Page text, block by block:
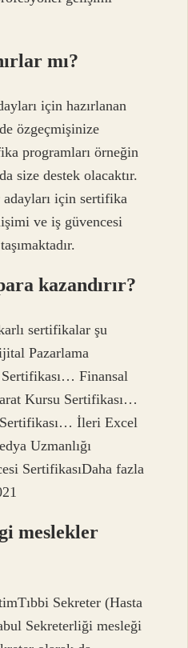
mı?
için hazırlanan
özgeçmişinize
programları örneğin
size destek olacaktır.
için sertifika
ve iş güvencesi
kazandırır?
sertifikalar şu
Pazarlama
Finansal
Kursu Sertifikası…
İleri Excel
Uzmanlığı
SertifikasıDaha fazla
meslekler
Sekreter (Hasta
Sekreterliği mesleği